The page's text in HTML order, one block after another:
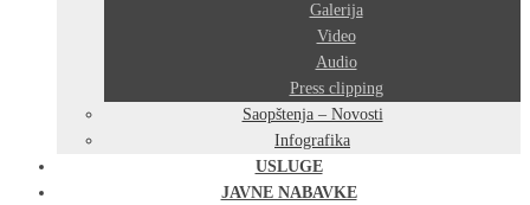
Galerija
Video
Audio
Press clipping
Saopštenja – Novosti
Infografika
USLUGE
JAVNE NABAVKE